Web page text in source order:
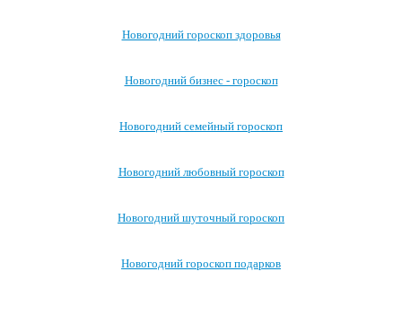
Новогодний гороскоп здоровья
Новогодний бизнес - гороскоп
Новогодний семейный гороскоп
Новогодний любовный гороскоп
Новогодний шуточный гороскоп
Новогодний гороскоп подарков